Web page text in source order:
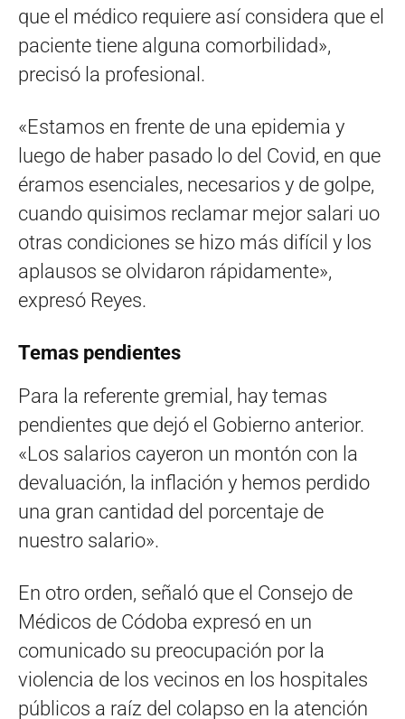
que el médico requiere así considera que el
paciente tiene alguna comorbilidad»,
precisó la profesional.
«Estamos en frente de una epidemia y
luego de haber pasado lo del Covid, en que
éramos esenciales, necesarios y de golpe,
cuando quisimos reclamar mejor salari uo
otras condiciones se hizo más difícil y los
aplausos se olvidaron rápidamente»,
expresó Reyes.
Temas pendientes
Para la referente gremial, hay temas
pendientes que dejó el Gobierno anterior.
«Los salarios cayeron un montón con la
devaluación, la inflación y hemos perdido
una gran cantidad del porcentaje de
nuestro salario».
En otro orden, señaló que el Consejo de
Médicos de Códoba expresó en un
comunicado su preocupación por la
violencia de los vecinos en los hospitales
públicos a raíz del colapso en la atención